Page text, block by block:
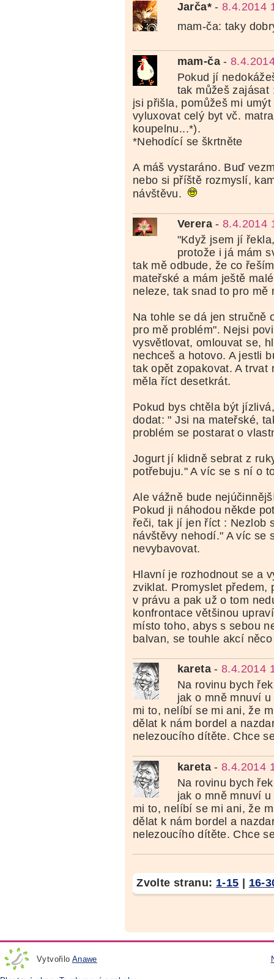
Jarča*-8.4.2014
mam-ča: taky
mam-ča-
Pokud jí
tak můžeš zajásat
jsi přišla, pomůžeš mi
vyluxovat celý byt vč.
koupelnu...*).
*Nehodící se škrtněte
A máš vystaráno. Buď
nebo si příště rozmyslí,
návštěvu.
Verera-8.4.2014
"Když jsem jí
protože i já mám
tak mě odbude, že co
mateřské a mám ještě
neleze, tak snad to pro mě
Na tohle se dá jen stručně
pro mě problém". Nejsi
vysvětlovat, omlouvat se,
nechceš a hotovo. A jestli
tak opět zopakovat. A trvat
měla říct desetkrát.
Pokud bys chtěla být
dodat: " Jsi na mateřské,
problém se postarat o
Jogurt jí klidně sebrat z
potřebuju." A víc se s ní o
Ale vážně bude
Pokud ji náhodou někde
řeči, tak jí jen říct : Nezlob
návštěvy nehodí." A víc se
nevybavovat.
Hlavní je rozhodnout se a
zviklat. Promyslet předem,
v právu a pak už o tom
konfrontace většinou
místo toho, abys s sebou
balvan, se touhle akcí
kareta-8.4.2014
Na rovinu bych
jak o mně mnuví
mi to, nelíbí se mi ani, že
dělat k nám bordel a
nelezoucího dítěte. Chce
kareta-8.4.2014
Na rovinu bych
jak o mně mnuví
mi to, nelíbí se mi ani, že
dělat k nám bordel a
nelezoucího dítěte. Chce
Zvolte stranu: 1-15 16-
Vytvořilo Anawe